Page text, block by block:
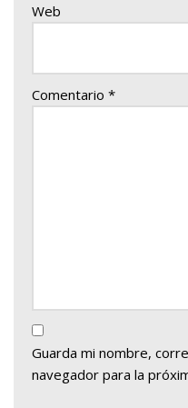
Web
Comentario *
Guarda mi nombre,
navegador para la